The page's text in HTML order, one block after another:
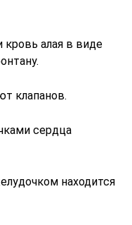
кровь алая в виде
клапанов.
сердца
находится